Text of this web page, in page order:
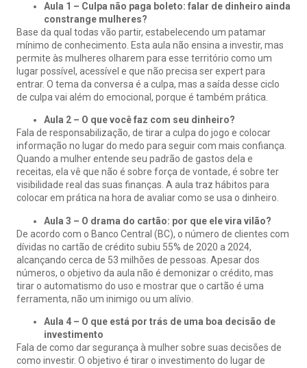
Aula 1 – Culpa não paga boleto: falar de dinheiro ainda
constrange mulheres?
Base da qual todas vão partir, estabelecendo um patamar
mínimo de conhecimento. Esta aula não ensina a investir, mas
permite às mulheres olharem para esse território como um
lugar possível, acessível e que não precisa ser expert para
entrar. O tema da conversa é a culpa, mas a saída desse ciclo
de culpa vai além do emocional, porque é também prática.
Aula 2 – O que você faz com seu dinheiro?
Fala de responsabilização, de tirar a culpa do jogo e colocar
informação no lugar do medo para seguir com mais confiança.
Quando a mulher entende seu padrão de gastos dela e
receitas, ela vê que não é sobre força de vontade, é sobre ter
visibilidade real das suas finanças. A aula traz hábitos para
colocar em prática na hora de avaliar como se usa o dinheiro.
Aula 3 – O drama do cartão: por que ele vira vilão?
De acordo com o Banco Central (BC), o número de clientes com
dívidas no cartão de crédito subiu 55% de 2020 a 2024,
alcançando cerca de 53 milhões de pessoas. Apesar dos
números, o objetivo da aula não é demonizar o crédito, mas
tirar o automatismo do uso e mostrar que o cartão é uma
ferramenta, não um inimigo ou um alívio.
Aula 4 – O que está por trás de uma boa decisão de
investimento
Fala de como dar segurança à mulher sobre suas decisões de
como investir. O objetivo é tirar o investimento do lugar de